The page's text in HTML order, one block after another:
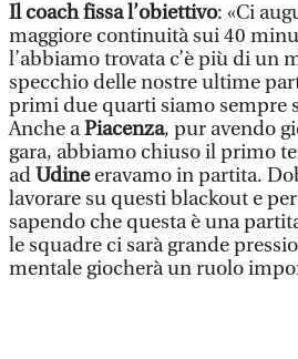
Il coach fissa l’obiettivo: «Ci
maggiore continuità sui 40
l’abbiamo trovata c’è più di un
specchio delle nostre ultime
primi due quarti siamo sempre
Anche aPiacenza, pur avendo
gara, abbiamo chiuso il primo
adUdineeravamo in partita.
lavorare su questi blackout e
sapendo che questa è una
le squadre ci sarà grande
mentale giocherà un ruolo